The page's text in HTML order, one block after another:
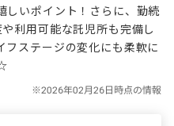
しいポイント！さらに、勤続
利用可能な託児所も完備し
フステージの変化にも柔軟に